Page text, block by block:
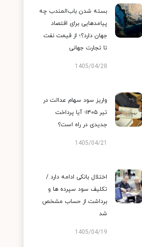
بسته شدن باب‌المندب چه
پیامدهایی برای اقتصاد
جهان دارد؟؛ از قیمت نفت
تا تجارت جهانی
1405/04/28
واریز سود سهام عدالت در
تیر ۱۴۰۵؛ آیا پرداخت
جدیدی در راه است؟
1405/04/21
اختلال بانکی ادامه دارد /
تکلیف سود سپرده ها و
برداشت از حساب مشخص
شد
1405/04/19